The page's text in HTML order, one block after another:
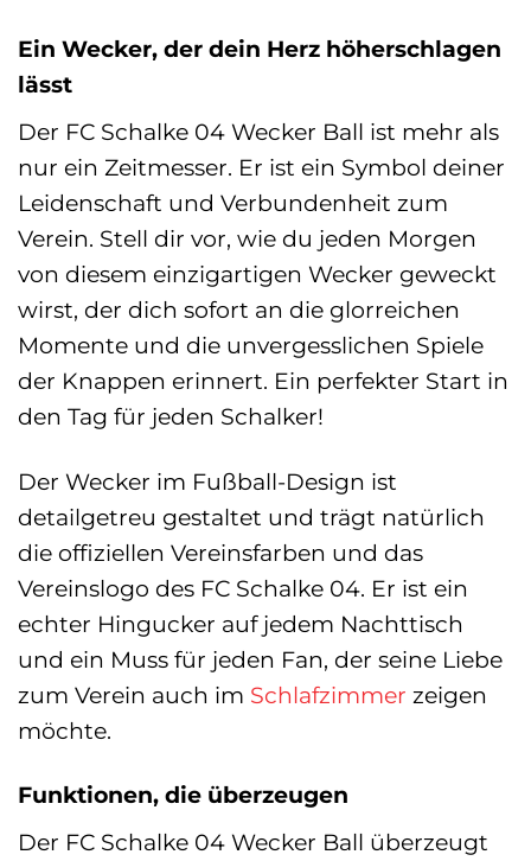
Ein Wecker, der dein Herz höherschlagen
lässt
Der FC Schalke 04 Wecker Ball ist mehr als
nur ein Zeitmesser. Er ist ein Symbol deiner
Leidenschaft und Verbundenheit zum
Verein. Stell dir vor, wie du jeden Morgen
von diesem einzigartigen Wecker geweckt
wirst, der dich sofort an die glorreichen
Momente und die unvergesslichen Spiele
der Knappen erinnert. Ein perfekter Start in
den Tag für jeden Schalker!
Der Wecker im Fußball-Design ist
detailgetreu gestaltet und trägt natürlich
die offiziellen Vereinsfarben und das
Vereinslogo des FC Schalke 04. Er ist ein
echter Hingucker auf jedem Nachttisch
und ein Muss für jeden Fan, der seine Liebe
zum Verein auch im Schlafzimmer zeigen
möchte.
Funktionen, die überzeugen
Der FC Schalke 04 Wecker Ball überzeugt